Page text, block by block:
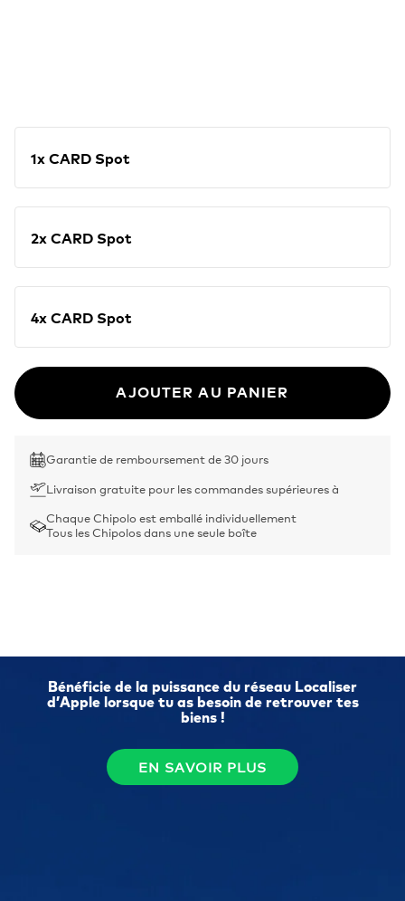
1x CARD Spot
2x CARD Spot
4x CARD Spot
AJOUTER AU PANIER
Garantie de remboursement de 30 jours
Livraison gratuite pour les commandes supérieures à
Chaque Chipolo est emballé individuellement
Tous les Chipolos dans une seule boîte
Bénéficie de la puissance du réseau Localiser
d’Apple lorsque tu as besoin de retrouver tes
biens !
EN SAVOIR PLUS